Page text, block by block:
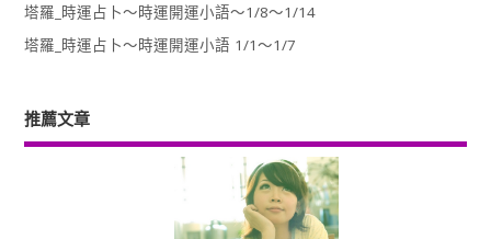
塔羅_時運占卜～時運開運小語～1/8～1/14
塔羅_時運占卜～時運開運小語 1/1～1/7
推薦文章